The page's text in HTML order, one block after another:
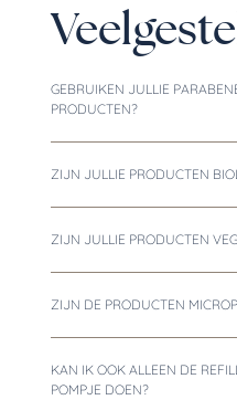
GEBRUIKEN JULLIE
PRODUCTEN?
ZIJN JULLIE PRODUCTEN
ZIJN JULLIE PRODUCTEN
ZIJN DE PRODUCTEN
KAN IK OOK ALLEEN DE
POMPJE DOEN?